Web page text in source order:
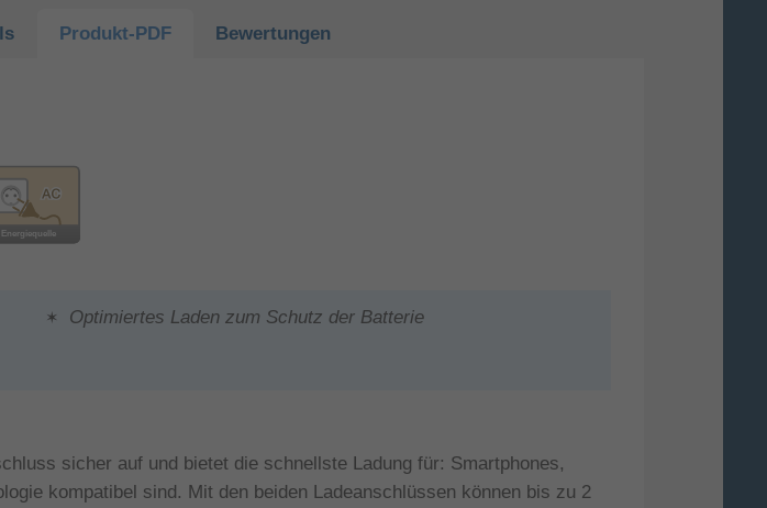
Produkt- PDF Bewertungen
Optimiertes Laden zum Schutz der Batterie
sicher auf und bietet die schnellste Ladung für: Smartphones,
kompatibel sind. Mit den beiden Ladeanschlüssen können bis zu 2